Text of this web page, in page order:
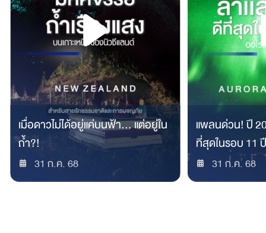
เมื่อดาวไม่ได้อยู่แค่บนฟ้า… แต่อยู่ใน
ถ้ำ?!
31 ก.ค. 68
แพลนด่วน! ปี
ที่สุดในรอบ 11 ปี
31 ก.ค. 68